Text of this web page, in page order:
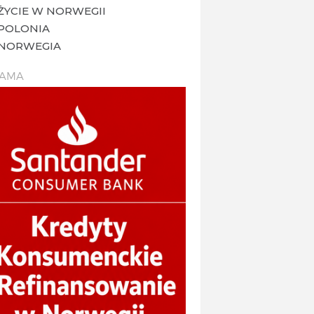
W NORWEGII